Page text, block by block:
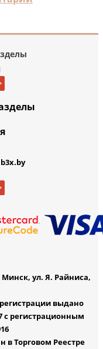
ул. Я. Райниса,
выдано
с регистрационным
в Торговом Реестре